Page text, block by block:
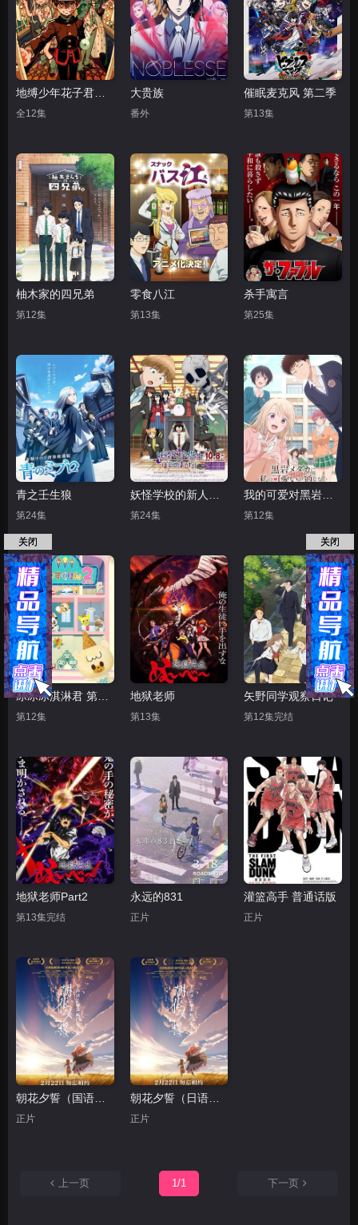
地缚少年花子君第二季后篇
全12集
大贵族
番外
催眠麦克风 第二季
第13集
柚木家的四兄弟
第12集
零食八江
第13集
杀手寓言
第25集
青之壬生狼
第24集
妖怪学校的新人教师
第24集
我的可爱对黑岩目高不管用
第12集
第12集
地狱老师
第13集
矢野同学观察日记
第12集完结
地狱老师Part2
第13集完结
永远的831
正片
灌篮高手 普通话版
正片
正片
朝花夕誓（日语版）
正片
上一页 1/1 下一页
关闭 关闭